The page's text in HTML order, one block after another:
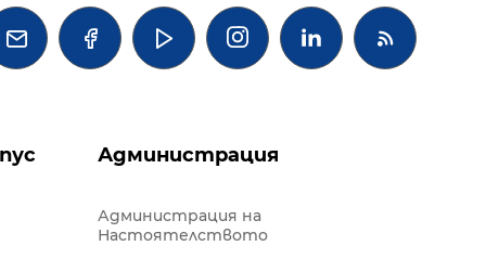
   
Администрация
Администрация на
Настоятелството